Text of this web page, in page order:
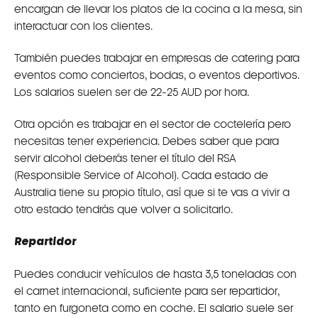
encargan de llevar los platos de la cocina a la mesa, sin
interactuar con los clientes.
También puedes trabajar en empresas de catering para
eventos como conciertos, bodas, o eventos deportivos.
Los salarios suelen ser de 22-25 AUD por hora.
Otra opción es trabajar en el sector de coctelería pero
necesitas tener experiencia. Debes saber que para
servir alcohol deberás tener el título del RSA
(Responsible Service of Alcohol). Cada estado de
Australia tiene su propio título, así que si te vas a vivir a
otro estado tendrás que volver a solicitarlo.
Repartidor
Puedes conducir vehículos de hasta 3,5 toneladas con
el carnet internacional, suficiente para ser repartidor,
tanto en furgoneta como en coche. El salario suele ser